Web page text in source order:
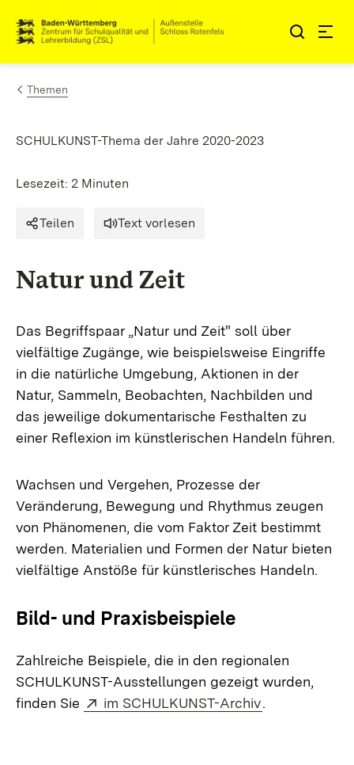
Zum Inhalt springen
Link zur Startseite
Themen
SCHULKUNST-Thema der Jahre 2020-2023
Lesezeit: 2 Minuten
Teilen Text vorlesen
Natur und Zeit
Das Begriffspaar „Natur und Zeit" soll über
vielfältige Zugänge, wie beispielsweise Eingriffe
in die natürliche Umgebung, Aktionen in der
Natur, Sammeln, Beobachten, Nachbilden und
das jeweilige dokumentarische Festhalten zu
einer Reflexion im künstlerischen Handeln führen.
Wachsen und Vergehen, Prozesse der
Veränderung, Bewegung und Rhythmus zeugen
von Phänomenen, die vom Faktor Zeit bestimmt
werden. Materialien und Formen der Natur bieten
vielfältige Anstöße für künstlerisches Handeln.
Bild- und Praxisbeispiele
Zahlreiche Beispiele, die in den regionalen
SCHULKUNST-Ausstellungen gezeigt wurden,
finden Sie
Extern:
im SCHULKUNST-Archiv.